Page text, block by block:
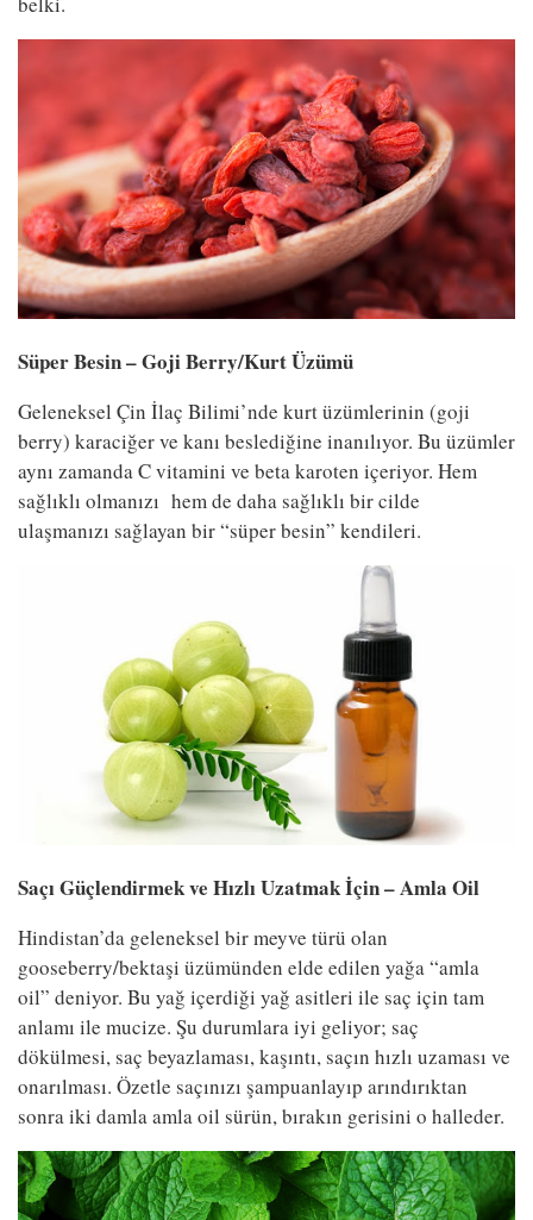
Süper Besin – Goji Berry/Kurt Üzümü
Geleneksel Çin İlaç Bilimi’nde kurt üzümlerinin (goji
berry) karaciğer ve kanı beslediğine inanılıyor. Bu üzümler
aynı zamanda C vitamini ve beta karoten içeriyor. Hem
sağlıklı olmanızı hem de daha sağlıklı bir cilde
ulaşmanızı sağlayan bir “süper besin” kendileri.
Saçı Güçlendirmek ve Hızlı Uzatmak İçin – Amla Oil
Hindistan’da geleneksel bir meyve türü olan
gooseberry/bektaşi üzümünden elde edilen yağa “amla
oil” deniyor. Bu yağ içerdiği yağ asitleri ile saç için tam
anlamı ile mucize. Şu durumlara iyi geliyor; saç
dökülmesi, saç beyazlaması, kaşıntı, saçın hızlı uzaması ve
onarılması. Özetle saçınızı şampuanlayıp arındırıktan
sonra iki damla amla oil sürün, bırakın gerisini o halleder.